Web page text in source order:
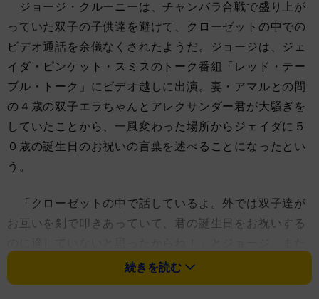
ジョージ・クルーニーは、チャンバラ合戦で盛り上が
っていた双子の子供達を避けて、クローゼットの中での
ビデオ通話を余儀なくされたようだ。ジョージは、ジェ
イダ・ピンケット・スミスのトーク番組「レッド・テー
ブル・トーク」にビデオ越しに出演。妻・アマルとの間
の４歳の双子エラちゃんとアレクサンダー君が大騒ぎを
していたことから、一風変わった場所からジェイダに５
０歳の誕生日のお祝いの言葉を述べることになったとい
う。
「クローゼットの中で話しているよ。外では双子達が
お互いを剣で叩きあっていて、君の誕生日をお祝いする
ジェイダが５０歳を迎えるということは自身も年をとっ
たということだとして「君が５０歳になろうとしている
続きを読む